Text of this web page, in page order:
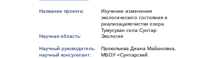
Изучение изменения
экологического состояния и
реализацияочистки озера
Тумусукан села Сунтар
Название проекта:
Экология
Научная область:
Прокопьева Диана Майановна,
МБОУ «Сунтарский
Научный руководитель,
научный консультант: